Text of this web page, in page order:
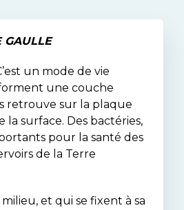
un mode de vie
forment une couche
retrouve sur la plaque
la surface. Des bactéries,
pour la santé des
de la Terre
et qui se fixent à sa